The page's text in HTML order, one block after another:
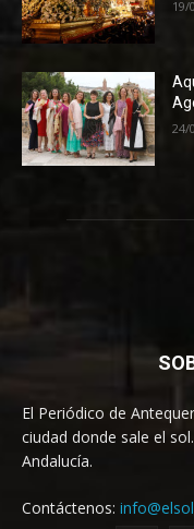
19/
24/
El Periódico de
ciudad donde sale el
Andalucía.
Contáctenos: